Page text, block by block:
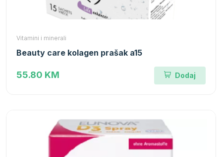
Vitamini i minerali
Beauty care kolagen prašak a15
55.80 KM Dodaj